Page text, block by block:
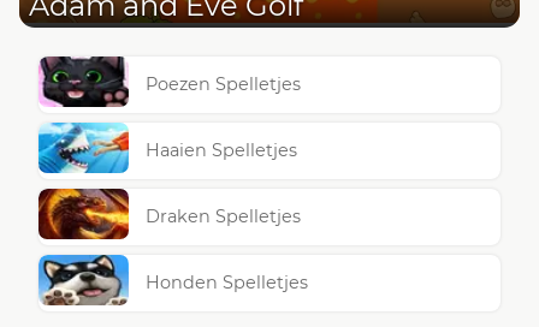
Poezen Spelletjes
Haaien Spelletjes
Draken Spelletjes
Honden Spelletjes